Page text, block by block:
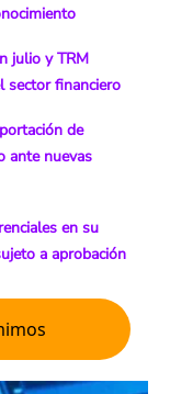
julio y TRM
sector financiero
de
ante nuevas
en su
a aprobación